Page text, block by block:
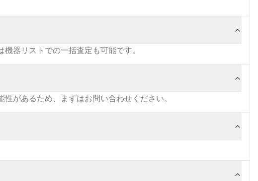
器リストでの一括査定も可能です。
があるため、まずはお問い合わせください。